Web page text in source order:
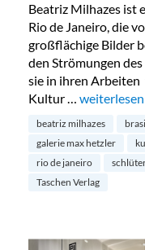
Beatriz Milhazes ist
Rio de Janeiro, die
großflächige Bilder
den Strömungen
sie in ihren
Kultur … „Einladung
weiterlesen
beatriz milhazes
galerie max hetzler
rio de janeiro
Taschen Verlag